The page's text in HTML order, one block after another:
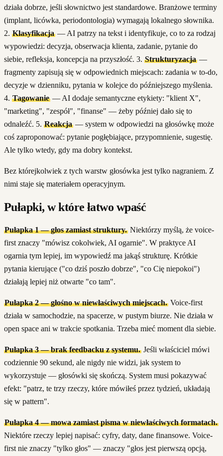
działa dobrze, jeśli słownictwo jest standardowe. Branżowe terminy
(implant, licówka, periodontologia) wymagają lokalnego słownika.
2. Klasyfikacja— AI patrzy na tekst i identyfikuje, co to za rodzaj
wypowiedzi: decyzja, obserwacja klienta, zadanie, pytanie do
siebie, refleksja, koncepcja na przyszłość. 3. Strukturyzacja—
fragmenty zapisują się w odpowiednich miejscach: zadania w to-do,
decyzje w dzienniku, pytania w kolejce do późniejszego myślenia.
4. Tagowanie— AI dodaje semantyczne etykiety: "klient X",
"marketing", "zespół", "finanse" — żeby później dało się to
odnaleźć. 5. Reakcja— system w odpowiedzi na głosówkę może
coś zaproponować: pytanie pogłębiające, przypomnienie, sugestię.
Ale tylko wtedy, gdy ma dobry kontekst.
Bez którejkolwiek z tych warstw głosówka jest tylko nagraniem. Z
nimi staje się materiałem operacyjnym.
Pułapki, w które łatwo wpaść
Pułapka 1 — głos zamiast struktury.Niektórzy myślą, że voice-
first znaczy "mówisz cokolwiek, AI ogarnie". W praktyce AI
ogarnia tym lepiej, im wypowiedź ma jakąś strukturę. Krótkie
pytania kierujące ("co dziś poszło dobrze", "co Cię niepokoi")
działają lepiej niż otwarte "co tam".
Pułapka 2 — głośno w niewłaściwych miejscach.Voice-first
działa w samochodzie, na spacerze, w pustym biurze. Nie działa w
open space ani w trakcie spotkania. Trzeba mieć moment dla siebie.
Pułapka 3 — brak feedbacku z systemu.Jeśli właściciel mówi
codziennie 90 sekund, ale nigdy nie widzi, jak system to
wykorzystuje — głosówki się skończą. System musi pokazywać
efekt: "patrz, te trzy rzeczy, które mówiłeś przez tydzień, układają
się w pattern".
Pułapka 4 — mowa zamiast pisma w niewłaściwych formatach.
Niektóre rzeczy lepiej napisać: cyfry, daty, dane finansowe. Voice-
first nie znaczy "tylko głos" — znaczy "głos jest pierwszą opcją,